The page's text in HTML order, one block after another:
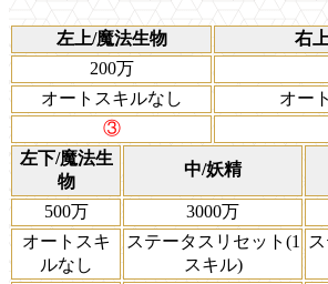
左上/魔法生物
右
200万
オートスキルなし
オー
③
左下/魔法生
物
中/妖精
500万 3000万
オートスキ
ルなし
ステータスリセット(1
スキル)